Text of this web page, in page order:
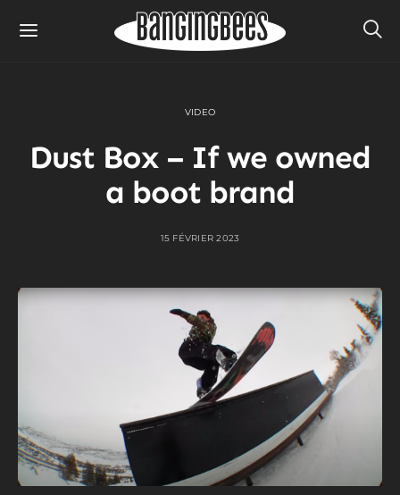
VIDEO
Dust Box – If we owned
a boot brand
15 FÉVRIER 2023